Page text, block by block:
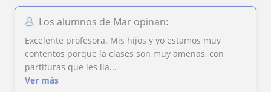
Los alumnos de Mar opinan:
Excelente profesora. Mis hijos y yo estamos muy
contentos porque la clases son muy amenas, con
partituras que les lla...
Ver más